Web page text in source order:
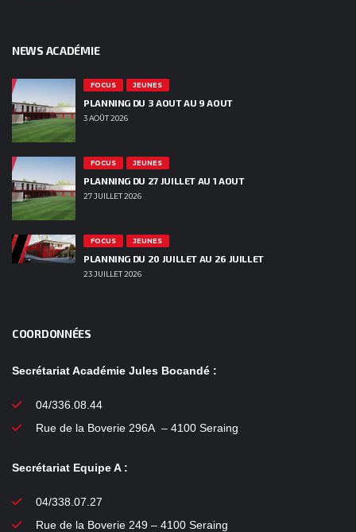
NEWS ACADÉMIE
FOCUS JEUNES
PLANNING DU 3 AOUT AU 9 AOUT
3 AOÛT 2026
FOCUS JEUNES
PLANNING DU 27 JUILLET AU 1 AOUT
27 JUILLET 2026
FOCUS JEUNES
PLANNING DU 20 JUILLET AU 26 JUILLET
23 JUILLET 2026
COORDONNÉES
Secrétariat Académie Jules Bocandé :
04/336.08.44
Rue de la Boverie 296A – 4100 Seraing
Secrétariat Equipe A :
04/338.07.27
Rue de la Boverie 249 – 4100 Seraing